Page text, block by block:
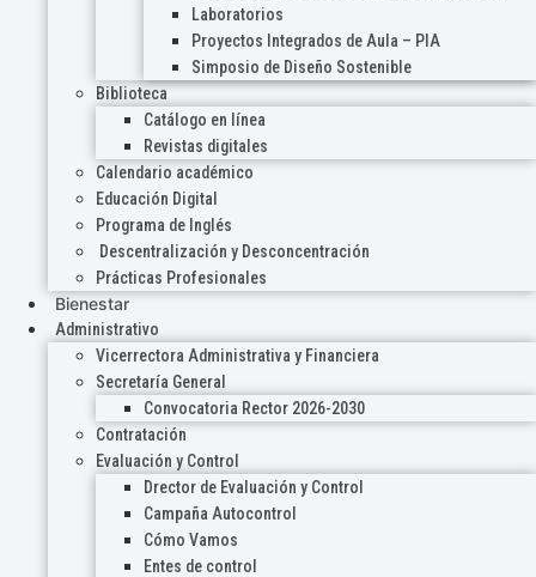
Laboratorios
Proyectos Integrados de Aula – PIA
Simposio de Diseño Sostenible
Biblioteca
Catálogo en línea
Revistas digitales
Calendario académico
Educación Digital
Programa de Inglés
Descentralización y Desconcentración
Prácticas Profesionales
Bienestar
Administrativo
Vicerrectora Administrativa y Financiera
Secretaría General
Convocatoria Rector 2026-2030
Contratación
Evaluación y Control
Drector de Evaluación y Control
Campaña Autocontrol
Cómo Vamos
Entes de control